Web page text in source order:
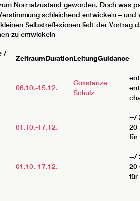
Normalzustand geworden. Doch was
schleichend entwickeln – und
Selbstreflexionen lädt der Vortrag
zu entwickeln.
/
ZeitraumDurationLeitungGuidance
06.10.-15.12.
Constanze
Schulz
01.10.-17.12.
--/
20
für
01.10.-17.12.
--/
20
für